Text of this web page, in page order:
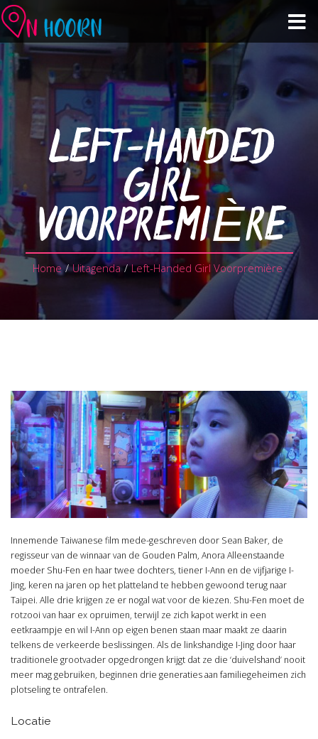
Zien & Doen
Winkelen & Horeca
Over Hoorn
Plan je bezoek
LEFT-HANDED
GIRL
VOORPREMIÈRE
Home / Uitagenda / Left-Handed Girl Voorpremière
Innemende Taiwanese film mede-geschreven door Sean Baker, de
regisseur van de winnaar van de Gouden Palm, Anora Alleenstaande
moeder Shu-Fen en haar twee dochters, tiener I-Ann en de vijfjarige I-
Jing, keren na jaren op het platteland te hebben gewoond terug naar
Taipei. Alle drie krijgen ze er nogal wat voor de kiezen. Shu-Fen moet de
rotzooi van haar ex opruimen, terwijl ze zich kapot werkt in een
eetkraampje en wil I-Ann op eigen benen staan maar maakt ze daarin
telkens de verkeerde beslissingen. Als de linkshandige I-Jing door haar
traditionele grootvader opgedrongen krijgt dat ze die ‘duivelshand’ nooit
meer mag gebruiken, beginnen drie generaties aan familiegeheimen zich
plotseling te ontrafelen.
Locatie